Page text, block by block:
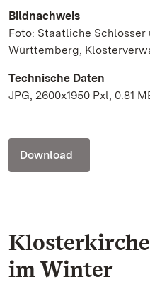
Bildnachweis
Foto: Staatliche Schlösser
Württemberg,
Technische Daten
JPG, 2600x1950 Pxl, 0.81
Download
im Winter